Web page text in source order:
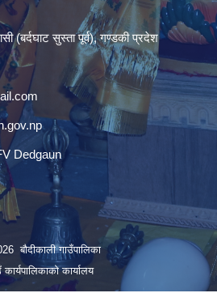
(बर्दघाट सुस्ता पूर्व), गण्डकी प्रदेश
Dedgaun
बौदीकाली गाउँपालिका
कार्यपालिकाको कार्यालय